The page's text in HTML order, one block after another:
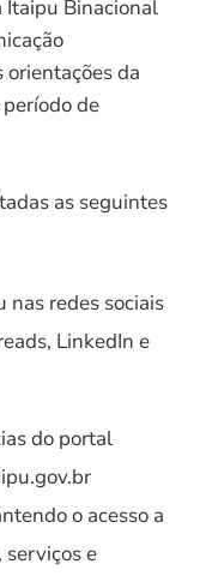
Itaipu Binacional
da
de
as seguintes
nas redes sociais
LinkedIn e
do portal
o acesso a
e